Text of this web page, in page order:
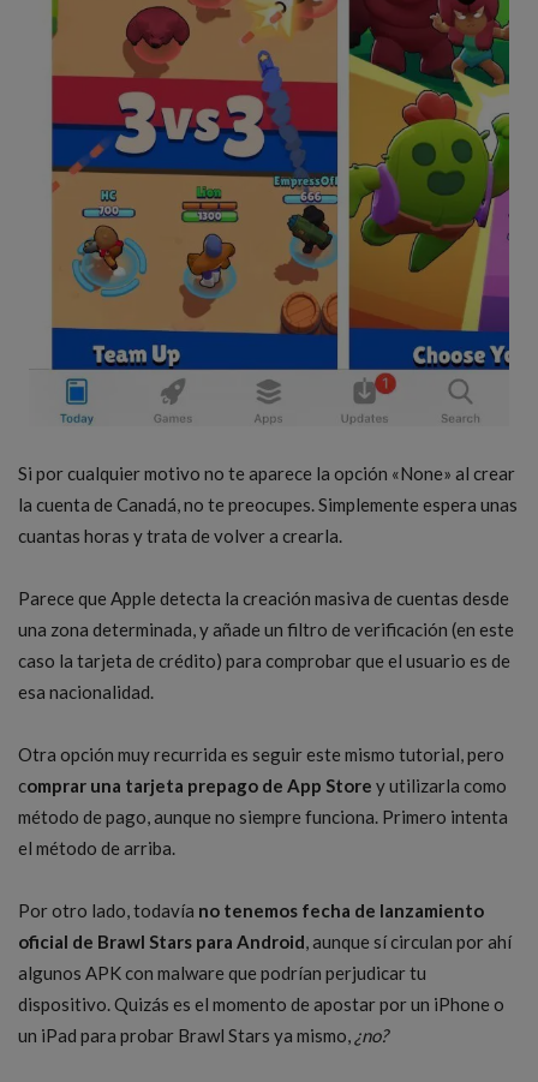
Si por cualquier motivo no te aparece la opción «None» al crear
la cuenta de Canadá, no te preocupes. Simplemente espera unas
cuantas horas y trata de volver a crearla.
Parece que Apple detecta la creación masiva de cuentas desde
una zona determinada, y añade un filtro de verificación (en este
caso la tarjeta de crédito) para comprobar que el usuario es de
esa nacionalidad.
Otra opción muy recurrida es seguir este mismo tutorial, pero
comprar una tarjeta prepago de App Store y utilizarla como
método de pago, aunque no siempre funciona. Primero intenta
el método de arriba.
Por otro lado, todavía no tenemos fecha de lanzamiento
oficial de Brawl Stars para Android, aunque sí circulan por ahí
algunos APK con malware que podrían perjudicar tu
dispositivo. Quizás es el momento de apostar por un iPhone o
un iPad para probar Brawl Stars ya mismo, ¿no?